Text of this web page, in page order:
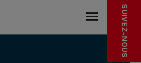
SUIVEZ-NOUS